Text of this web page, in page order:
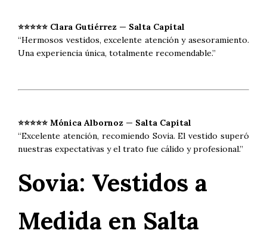
⭐⭐⭐⭐⭐ Clara Gutiérrez — Salta Capital
“Hermosos vestidos, excelente atención y asesoramiento.
Una experiencia única, totalmente recomendable.”
⭐⭐⭐⭐⭐ Mónica Albornoz — Salta Capital
“Excelente atención, recomiendo Sovia. El vestido superó
nuestras expectativas y el trato fue cálido y profesional.”
Sovia: Vestidos a
Medida en Salta